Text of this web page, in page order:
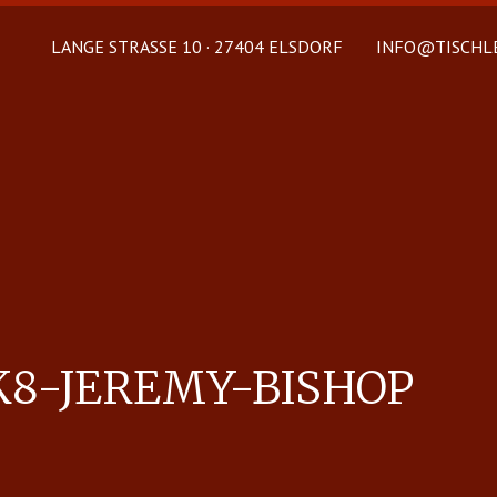
LANGE STRASSE 10 · 27404 ELSDORF
JE­REMY-BISHOP